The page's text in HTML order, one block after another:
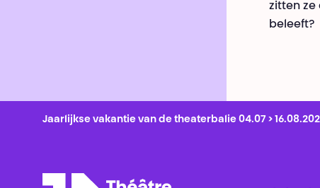
zitten ze
beleeft?
Jaarlijkse vakantie van de theaterbalie 04.07 >